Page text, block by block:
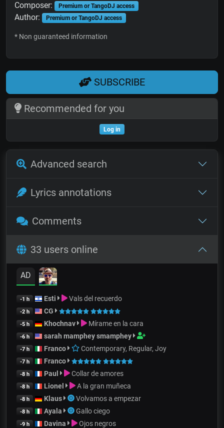
Composer: Premium or TangoDJ access
Author: Premium or TangoDJ access
* Non guaranteed information
SUBSCRIBE
Recommended for you
Log in
Advanced search
Lyrics annotations
Comments
33 users online
AD
-1 h Esti Vals del recuerdo
-2 h CG
-5 h Khochnav Mírame en la cara
-6 h sarah mamphey smamphey
-7 h Franco Contemporary, Regular, Joy
-7 h Franco
-8 h Paul Collar de amores
-8 h Lionel A la gran muñeca
-8 h Klaus Volvamos a empezar
-8 h Ayala Gallo ciego
-9 h Davina Ojos negros